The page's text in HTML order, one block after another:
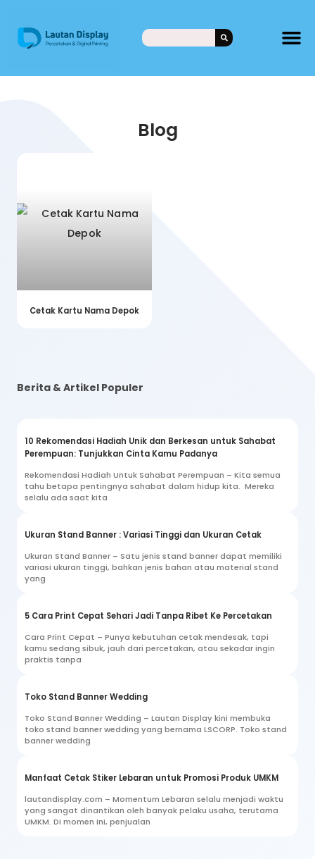
Blog
Cetak Kartu Nama Depok
Berita & Artikel Populer
10 Rekomendasi Hadiah Unik dan Berkesan untuk Sahabat
Perempuan: Tunjukkan Cinta Kamu Padanya
Rekomendasi Hadiah Untuk Sahabat Perempuan – Kita semua
tahu betapa pentingnya sahabat dalam hidup kita. Mereka
selalu ada saat kita
Ukuran Stand Banner : Variasi Tinggi dan Ukuran Cetak
Ukuran Stand Banner – Satu jenis stand banner dapat memiliki
variasi ukuran tinggi, bahkan jenis bahan atau material stand
yang
5 Cara Print Cepat Sehari Jadi Tanpa Ribet Ke Percetakan
Cara Print Cepat – Punya kebutuhan cetak mendesak, tapi
kamu sedang sibuk, jauh dari percetakan, atau sekadar ingin
praktis tanpa
Toko Stand Banner Wedding
Toko Stand Banner Wedding – Lautan Display kini membuka
toko stand banner wedding yang bernama LSCORP. Toko stand
banner wedding
Manfaat Cetak Stiker Lebaran untuk Promosi Produk UMKM
lautandisplay.com – Momentum Lebaran selalu menjadi waktu
yang sangat dinantikan oleh banyak pelaku usaha, terutama
UMKM. Di momen ini, penjualan